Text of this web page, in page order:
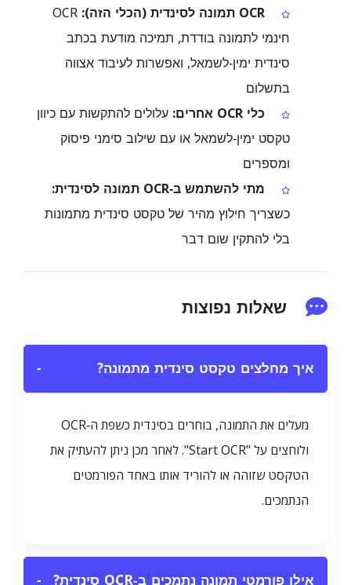
OCR תמונה לסינדית (הכלי הזה):
OCR
חינמי לתמונה בודדת, תמיכה מודעת בכתב
סינדית ימין‑לשמאל, ואפשרות לעיבוד אצווה
בתשלום
כלי OCR אחרים:
עלולים להתקשות עם כיוון
טקסט ימין‑לשמאל או עם שילוב סימני פיסוק
ומספרים
מתי להשתמש ב‑OCR תמונה לסינדית:
כשצריך חילוץ מהיר של טקסט סינדית מתמונות
בלי להתקין שום דבר
שאלות נפוצות
איך מחלצים טקסט סינדית מתמונה? −
מעלים את התמונה, בוחרים בסינדית כשפת ה‑OCR
ולוחצים על "Start OCR". לאחר מכן ניתן להעתיק את
הטקסט שזוהה או להוריד אותו באחד הפורמטים
הנתמכים.